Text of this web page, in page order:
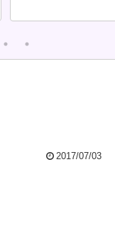
2017/07/03